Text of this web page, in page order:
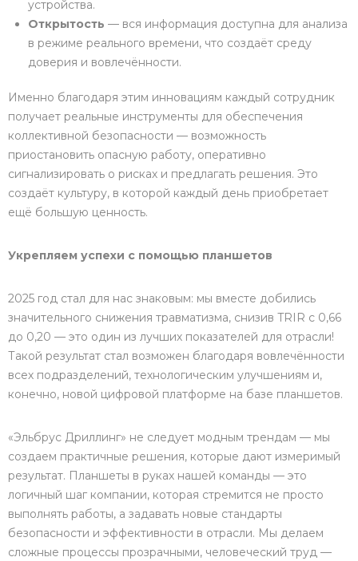
устройства.
Открытость — вся информация доступна для анализа
в режиме реального времени, что создаёт среду
доверия и вовлечённости.
Именно благодаря этим инновациям каждый сотрудник
получает реальные инструменты для обеспечения
коллективной безопасности — возможность
приостановить опасную работу, оперативно
сигнализировать о рисках и предлагать решения. Это
создаёт культуру, в которой каждый день приобретает
ещё большую ценность.
Укрепляем успехи с помощью планшетов
2025 год стал для нас знаковым: мы вместе добились
значительного снижения травматизма, снизив TRIR с 0,66
до 0,20 — это один из лучших показателей для отрасли!
Такой результат стал возможен благодаря вовлечённости
всех подразделений, технологическим улучшениям и,
конечно, новой цифровой платформе на базе планшетов.
«Эльбрус Дриллинг» не следует модным трендам — мы
создаем практичные решения, которые дают измеримый
результат. Планшеты в руках нашей команды — это
логичный шаг компании, которая стремится не просто
выполнять работы, а задавать новые стандарты
безопасности и эффективности в отрасли. Мы делаем
сложные процессы прозрачными, человеческий труд —